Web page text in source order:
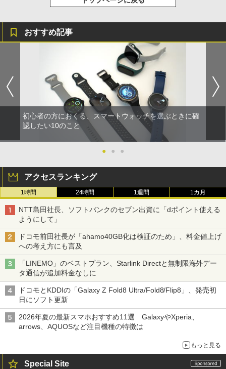
おすすめ記事
初心者の方におくる、スマートウォッチを選ぶときに確
認したい10のこと
● ● ●
アクセスランキング
1時間 24時間 1週間 1カ月
NTT島田社長、ソフトバンクのセブン出資に「dポイント使える
ようにして」
ドコモ前田社長が「ahamo40GB化は検証のため」、料金値上げ
への考え方にも言及
「LINEMO」のベストプラン、Starlink Directと無制限海外デー
タ通信が追加料金なしに
ドコモとKDDIの「Galaxy Z Fold8 Ultra/Fold8/Flip8」、発売初
日にソフト更新
2026年夏の最新スマホおすすめ11選 GalaxyやXperia、
arrows、AQUOSなど注目機種の特徴は
もっと見る
Special Site